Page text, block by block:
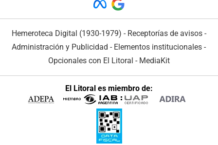
Hemeroteca Digital (1930-1979) - Receptorías de avisos -
Administración y Publicidad - Elementos institucionales -
Opcionales con El Litoral - MediaKit
El Litoral es miembro de: